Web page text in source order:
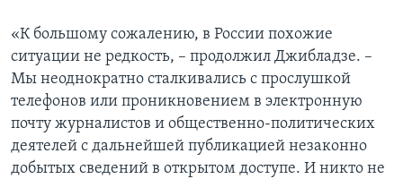
«К большому сожалению, в России похожие
ситуации не редкость, – продолжил Джибладзе. –
Мы неоднократно сталкивались с прослушкой
телефонов или проникновением в электронную
почту журналистов и общественно-политических
деятелей с дальнейшей публикацией незаконно
добытых сведений в открытом доступе. И никто не